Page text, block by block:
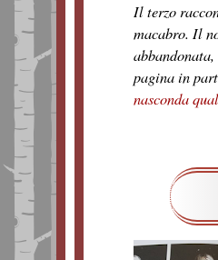
Il terzo
macabro. Il
pagina in
nasconda